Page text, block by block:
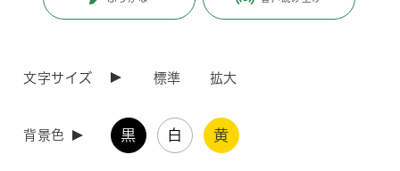
文字サイズ 標準 拡大
背景色 黒 白 黄
避難場所での感染症の予防方法について掲載しています。